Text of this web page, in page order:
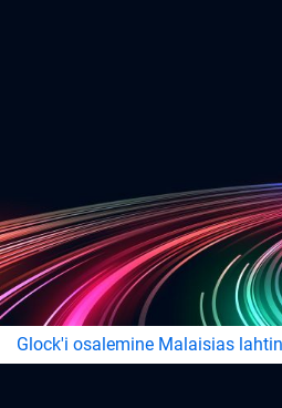
Glock'i osalemine Malaisias